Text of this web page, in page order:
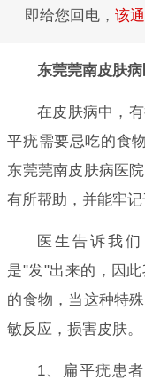
即给您回电， 该
东莞莞南皮肤
在皮肤病中，
平疣需要忌吃的食
东莞莞南皮肤病医
有所帮助，并能牢记
医生告诉我
是"发"出来的，因
的食物，当这种特
敏反应，损害皮肤。
1、扁平疣患